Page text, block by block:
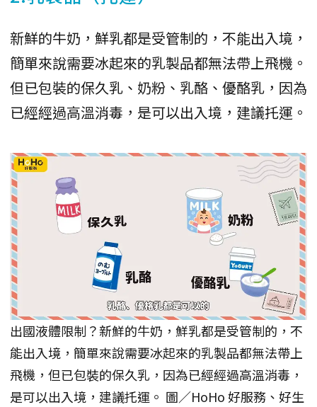
新鮮的牛奶，鮮乳都是受管制的，不能出入境，
簡單來說需要冰起來的乳製品都無法帶上飛機。
但已包裝的保久乳、奶粉、乳酪、優酪乳，因為
已經經過高溫消毒，是可以出入境，建議托運。
出國液體限制？新鮮的牛奶，鮮乳都是受管制的，不
能出入境，簡單來說需要冰起來的乳製品都無法帶上
飛機，但已包裝的保久乳，因為已經經過高溫消毒，
是可以出入境，建議托運。 圖／HoHo 好服務、好生